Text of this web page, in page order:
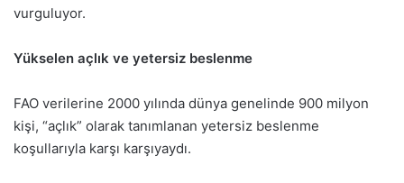
vurguluyor.
Yükselen açlık ve yetersiz beslenme
FAO verilerine 2000 yılında dünya genelinde 900 milyon
kişi, “açlık” olarak tanımlanan yetersiz beslenme
koşullarıyla karşı karşıyaydı.